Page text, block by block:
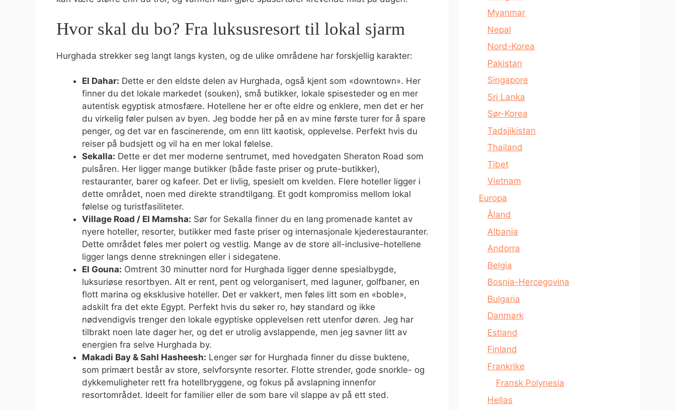
Hvor skal du bo? Fra luksusresort til lokal sjarm
Hurghada strekker seg langt langs kysten, og de ulike områdene har forskjellig karakter:
El Dahar: Dette er den eldste delen av Hurghada, også kjent som «downtown». Her
finner du det lokale markedet (souken), små butikker, lokale spisesteder og en mer
autentisk egyptisk atmosfære. Hotellene her er ofte eldre og enklere, men det er her
du virkelig føler pulsen av byen. Jeg bodde her på en av mine første turer for å spare
penger, og det var en fascinerende, om enn litt kaotisk, opplevelse. Perfekt hvis du
reiser på budsjett og vil ha en mer lokal følelse.
Sekalla: Dette er det mer moderne sentrumet, med hovedgaten Sheraton Road som
pulsåren. Her ligger mange butikker (både faste priser og prute-butikker),
restauranter, barer og kafeer. Det er livlig, spesielt om kvelden. Flere hoteller ligger i
dette området, noen med direkte strandtilgang. Et godt kompromiss mellom lokal
følelse og turistfasiliteter.
Village Road / El Mamsha: Sør for Sekalla finner du en lang promenade kantet av
nyere hoteller, resorter, butikker med faste priser og internasjonale kjederestauranter.
Dette området føles mer polert og vestlig. Mange av de store all-inclusive-hotellene
ligger langs denne strekningen eller i sidegatene.
El Gouna: Omtrent 30 minutter nord for Hurghada ligger denne spesialbygde,
luksuriøse resortbyen. Alt er rent, pent og velorganisert, med laguner, golfbaner, en
flott marina og eksklusive hoteller. Det er vakkert, men føles litt som en «boble»,
adskilt fra det ekte Egypt. Perfekt hvis du søker ro, høy standard og ikke
nødvendigvis trenger den lokale egyptiske opplevelsen rett utenfor døren. Jeg har
tilbrakt noen late dager her, og det er utrolig avslappende, men jeg savner litt av
energien fra selve Hurghada by.
Makadi Bay & Sahl Hasheesh: Lenger sør for Hurghada finner du disse buktene,
som primært består av store, selvforsynte resorter. Flotte strender, gode snorkle- og
dykkemuligheter rett fra hotellbryggene, og fokus på avslapning innenfor
resortområdet. Ideelt for familier eller de som bare vil slappe av på ett sted.
Myanmar
Nepal
Nord-Korea
Pakistan
Singapore
Sri Lanka
Sør-Korea
Tadsjikistan
Thailand
Tibet
Vietnam
Europa
Åland
Albania
Andorra
Belgia
Bosnia-Hercegovina
Bulgaria
Danmark
Estland
Finland
Frankrike
Fransk Polynesia
Hellas